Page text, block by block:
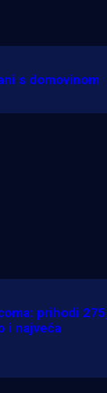
s domovinom
prihodi
i najveća